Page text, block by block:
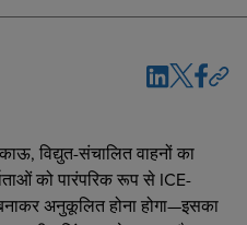
विद्युत-संचालित वाहनों का
को पारंपरिक रूप से ICE-
अनुकूलित होना होगा—इसका